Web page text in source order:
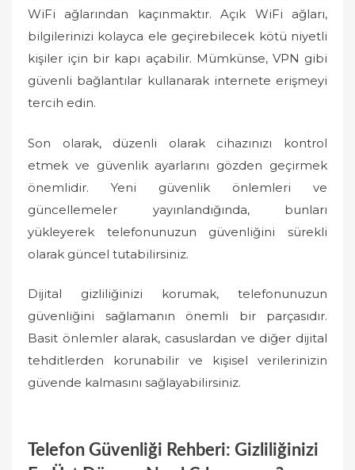
WiFi ağlarından kaçınmaktır. Açık WiFi ağları,
bilgilerinizi kolayca ele geçirebilecek kötü niyetli
kişiler için bir kapı açabilir. Mümkünse, VPN gibi
güvenli bağlantılar kullanarak internete erişmeyi
tercih edin.
Son olarak, düzenli olarak cihazınızı kontrol
etmek ve güvenlik ayarlarını gözden geçirmek
önemlidir. Yeni güvenlik önlemleri ve
güncellemeler yayınlandığında, bunları
yükleyerek telefonunuzun güvenliğini sürekli
olarak güncel tutabilirsiniz.
Dijital gizliliğinizi korumak, telefonunuzun
güvenliğini sağlamanın önemli bir parçasıdır.
Basit önlemler alarak, casuslardan ve diğer dijital
tehditlerden korunabilir ve kişisel verilerinizin
güvende kalmasını sağlayabilirsiniz.
Telefon Güvenliği Rehberi: Gizliliğinizi